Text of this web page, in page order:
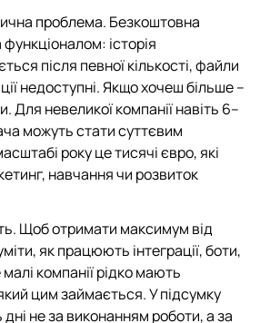
проблема. Безкоштовна
історія
після певної кількості, файли
недоступні. Якщо хочеш більше –
Для невеликої компанії навіть 6–
можуть стати суттєвим
року це тисячі євро, які
навчання чи розвиток
Щоб отримати максимум від
як працюють інтеграції, боти,
компанії рідко мають
цим займається. У підсумку
не за виконанням роботи, а за